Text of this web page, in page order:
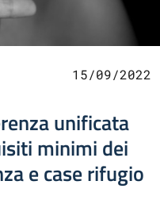
15/09/2022
unificata
minimi dei
e case rifugio